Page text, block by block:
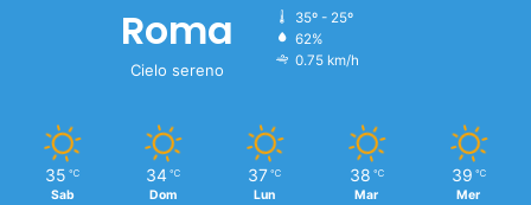
Roma
Cielo sereno
35º - 25º
62%
0.75 km/h
35 ℃
Sab
34 ℃
Dom
37 ℃
Lun
38 ℃
Mar
39 ℃
Mer